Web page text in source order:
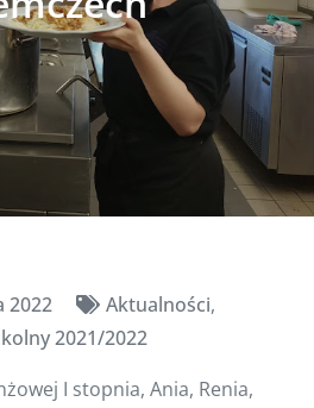
2022 Aktualności,
2021/2022
I stopnia, Ania, Renia,